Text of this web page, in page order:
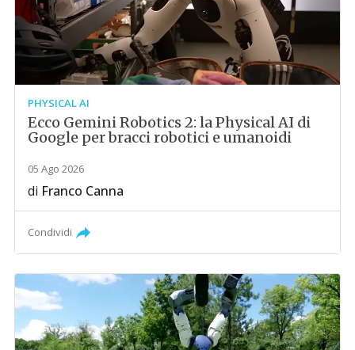
PHYSICAL AI
Ecco Gemini Robotics 2: la Physical AI di
Google per bracci robotici e umanoidi
05 Ago 2026
di Franco Canna
Condividi